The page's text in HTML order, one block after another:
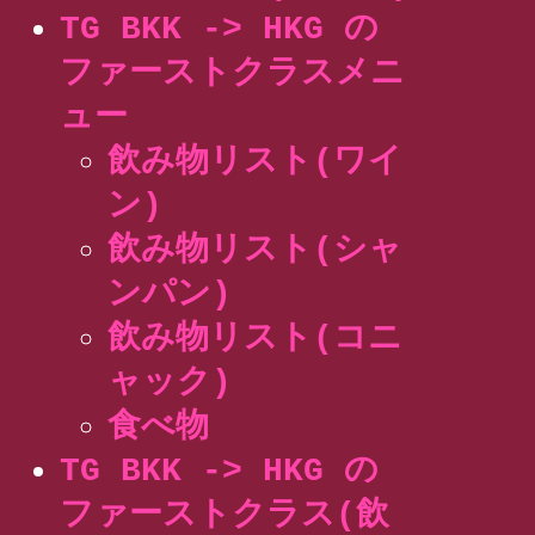
TG BKK -> HKG の
ファーストクラスメニ
ュー
飲み物リスト(ワイ
ン)
飲み物リスト(シャ
ンパン)
飲み物リスト(コニ
ャック)
食べ物
TG BKK -> HKG の
ファーストクラス(飲